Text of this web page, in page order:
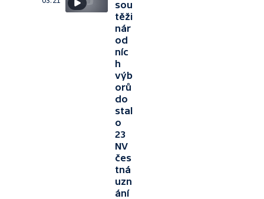
sou
těži
nár
od
níc
h
výb
orů
do
stal
o
23
NV
čes
tná
uzn
ání